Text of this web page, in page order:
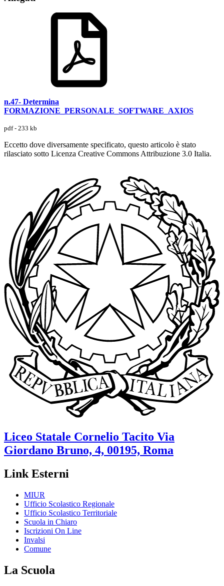
n.47- Determina
FORMAZIONE_PERSONALE_SOFTWARE_AXIOS
pdf - 233 kb
Eccetto dove diversamente specificato, questo articolo è stato
rilasciato sotto Licenza Creative Commons Attribuzione 3.0 Italia.
Liceo Statale Cornelio Tacito Via
Giordano Bruno, 4, 00195, Roma
Link Esterni
MIUR
Ufficio Scolastico Regionale
Ufficio Scolastico Territoriale
Scuola in Chiaro
Iscrizioni On Line
Invalsi
Comune
La Scuola